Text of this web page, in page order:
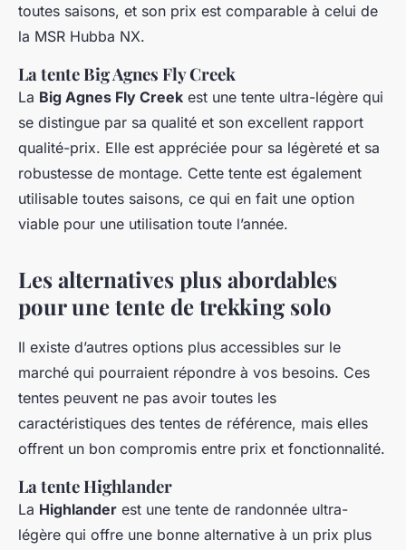
toutes saisons, et son prix est comparable à celui de
la MSR Hubba NX.
La tente Big Agnes Fly Creek
La Big Agnes Fly Creek est une tente ultra-légère qui
se distingue par sa qualité et son excellent rapport
qualité-prix. Elle est appréciée pour sa légèreté et sa
robustesse de montage. Cette tente est également
utilisable toutes saisons, ce qui en fait une option
viable pour une utilisation toute l’année.
Les alternatives plus abordables
pour une tente de trekking solo
Il existe d’autres options plus accessibles sur le
marché qui pourraient répondre à vos besoins. Ces
tentes peuvent ne pas avoir toutes les
caractéristiques des tentes de référence, mais elles
offrent un bon compromis entre prix et fonctionnalité.
La tente Highlander
La Highlander est une tente de randonnée ultra-
légère qui offre une bonne alternative à un prix plus